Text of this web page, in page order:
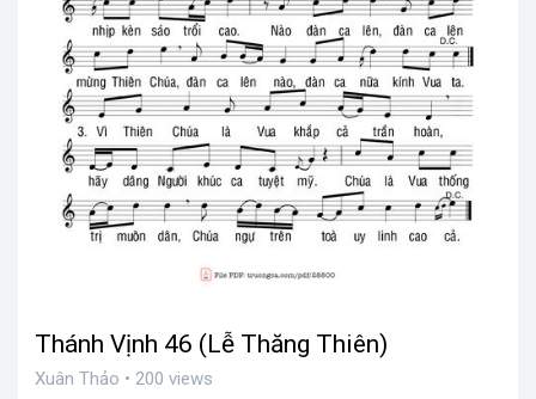
Thánh Vịnh 46 (Lễ Thăng Thiên)
Xuân Thảo • 200 views